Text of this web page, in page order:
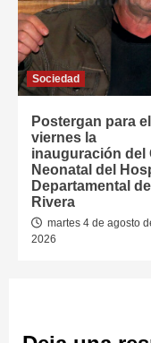
Sociedad
Postergan para el
viernes la
inauguración del
Neonatal del
Departamental de
Rivera
martes 4 de agosto
2026